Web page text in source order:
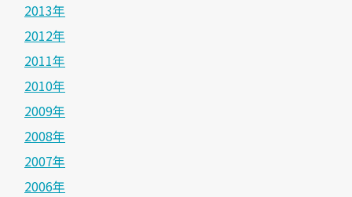
2013年
2012年
2011年
2010年
2009年
2008年
2007年
2006年